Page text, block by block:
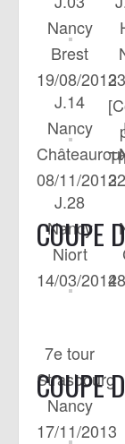
Nancy
Brest
19/08/2013
J.14
Nancy
08/11/2013
J.28
Nancy
Niort
14/03/2014
COUPE
7e tour
Strasbourg
Nancy
17/11/2013
COUPE